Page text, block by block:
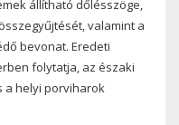
állítható dőlésszöge,
valamint a
bevonat. Eredeti
folytatja, az északi
a helyi porviharok